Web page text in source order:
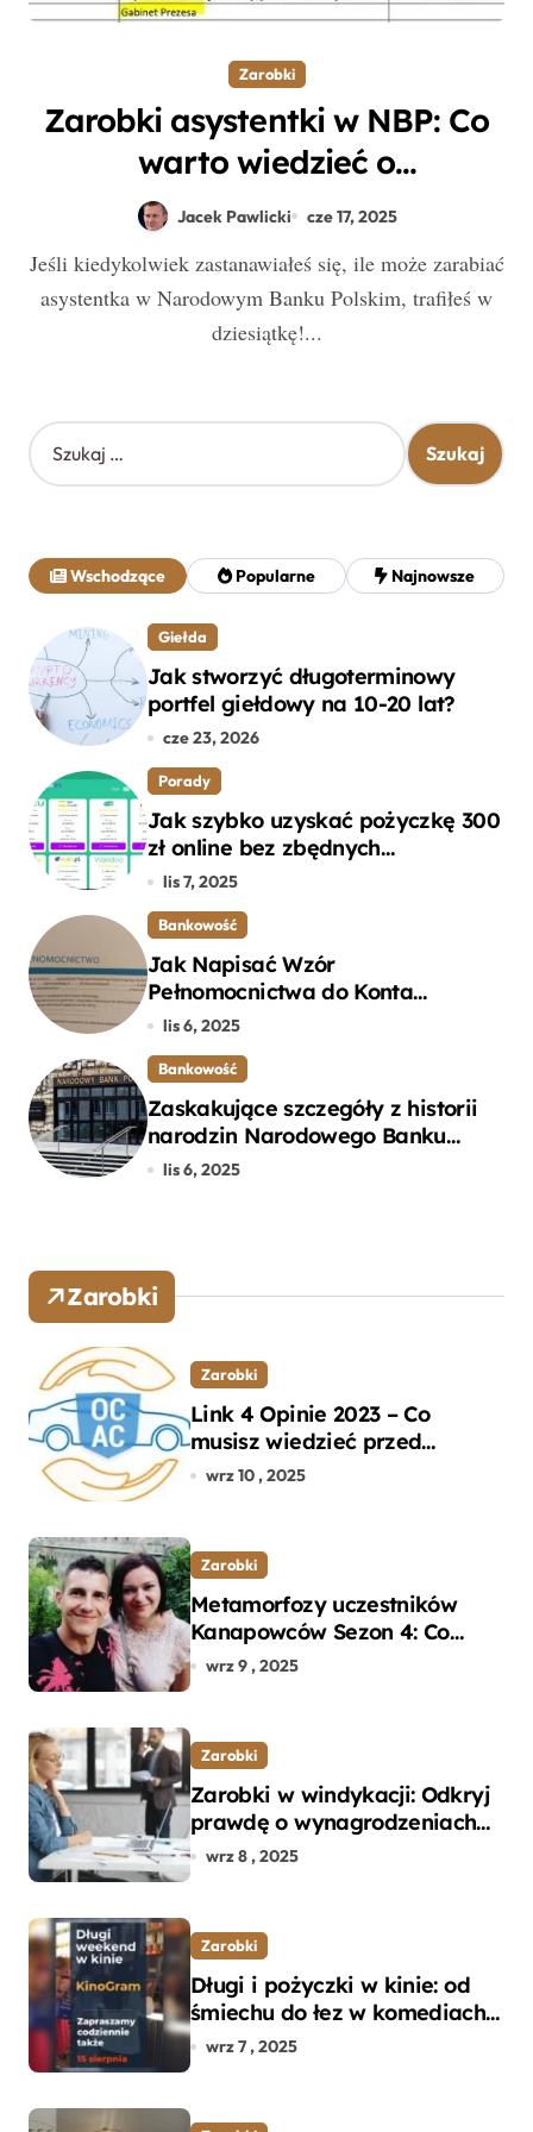
Zarobki
Zarobki asystentki w NBP: Co
warto wiedzieć o
wynagrodzeniach w banku
Jacek Pawlicki cze 17, 2025
Jeśli kiedykolwiek zastanawiałeś się, ile może zarabiać
asystentka w Narodowym Banku Polskim, trafiłeś w
dziesiątkę!...
S
z
j
:
Wschodzące Popularne Najnowsze
Giełda
Jak stworzyć długoterminowy
portfel giełdowy na 10-20 lat?
cze 23, 2026
Porady
Jak szybko uzyskać pożyczkę 300
zł online bez zbędnych
formalności?
lis 7, 2025
Bankowość
Jak Napisać Wzór
Pełnomocnictwa do Konta
Bankowego – Praktyczny
lis 6, 2025
Bankowość
Zaskakujące szczegóły z historii
narodzin Narodowego Banku
Polskiego, o których mogłeś nie
lis 6, 2025
Zarobki
Zarobki
Link 4 Opinie 2023 – Co
musisz wiedzieć przed
wyborem ubezpieczenia OC i
wrz 10 , 2025
Zarobki
Metamorfozy uczestników
Kanapowców Sezon 4: Co
naprawdę zaskoczyło
wrz 9 , 2025
Zarobki
Zarobki w windykacji: Odkryj
prawdę o wynagrodzeniach
specjalistów w branży
wrz 8 , 2025
Zarobki
Długi i pożyczki w kinie: od
śmiechu do łez w komediach i
dramatach
wrz 7 , 2025